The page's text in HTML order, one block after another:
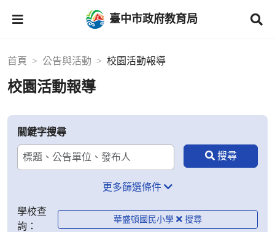
臺中市政府教育局
首頁 公告與活動 校園活動報導
校園活動報導
關鍵字搜尋
更多篩選條件
學校查
詢：
華盛頓國民小學